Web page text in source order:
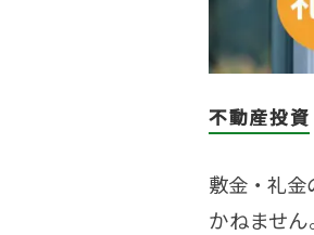
不動産投資
敷金・礼金
かねませ